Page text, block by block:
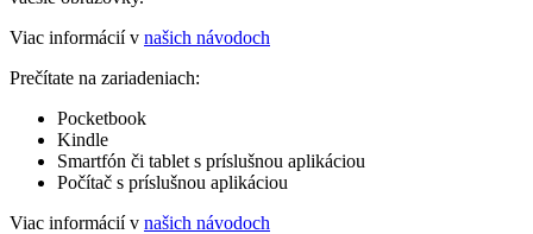
Viac informácií v našich návodoch
Prečítate na zariadeniach:
Pocketbook
Kindle
Smartfón či tablet s príslušnou aplikáciou
Počítač s príslušnou aplikáciou
Viac informácií v našich návodoch